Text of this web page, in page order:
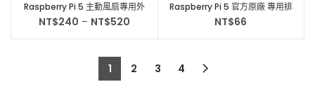
Raspberry Pi 5 主動風扇專用外
殼Active Cooler 樹莓派5
NT$240 – NT$520
Raspberry Pi 5 官方原廠 專用排
線 Camera Display 樹莓派
NT$66
1 2 3 4